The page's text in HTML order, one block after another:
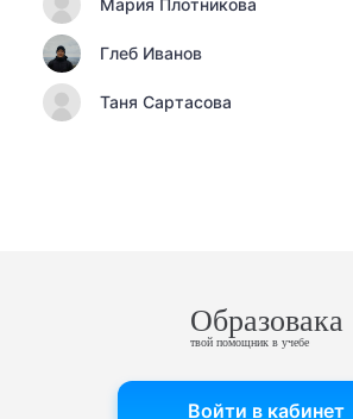
Мария Плотникова
Глеб Иванов
Таня Сартасова
Образовака
твой помощник в учебе
Войти в кабинет